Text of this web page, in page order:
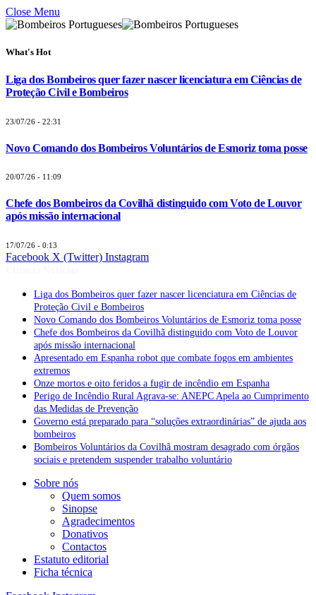
Close Menu
What's Hot
Liga dos Bombeiros quer fazer nascer licenciatura em Ciências de
Proteção Civil e Bombeiros
23/07/26 - 22:31
Novo Comando dos Bombeiros Voluntários de Esmoriz toma posse
20/07/26 - 11:09
Chefe dos Bombeiros da Covilhã distinguido com Voto de Louvor
após missão internacional
17/07/26 - 0:13
Facebook X (Twitter) Instagram
Liga dos Bombeiros quer fazer nascer licenciatura em Ciências de
Proteção Civil e Bombeiros
Novo Comando dos Bombeiros Voluntários de Esmoriz toma posse
Chefe dos Bombeiros da Covilhã distinguido com Voto de Louvor
após missão internacional
Apresentado em Espanha robot que combate fogos em ambientes
extremos
Onze mortos e oito feridos a fugir de incêndio em Espanha
Perigo de Incêndio Rural Agrava-se: ANEPC Apela ao Cumprimento
das Medidas de Prevenção
Governo está preparado para “soluções extraordinárias” de ajuda aos
bombeiros
Bombeiros Voluntários da Covilhã mostram desagrado com órgãos
sociais e pretendem suspender trabalho voluntário
Sobre nós
Quem somos
Sinopse
Agradecimentos
Donativos
Contactos
Estatuto editorial
Ficha técnica